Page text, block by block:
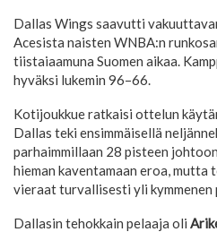
Dallas Wings saavutti
Acesista naisten WNBA:n
tiistaiaamuna Suomen aikaa.
hyväksi lukemin 96–66.
Kotijoukkue ratkaisi ottelun
Dallas teki ensimmäisellä
parhaimmillaan 28 pisteen
hieman kaventamaan eroa,
vieraat turvallisesti yli kymmenen
Dallasin tehokkain pelaaja oli